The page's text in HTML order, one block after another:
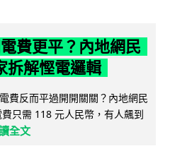
費更平？內地網民
拆解慳電邏輯
費反而平過開開關關？內地網民
只需 118 元人民幣，有人飆到
全文